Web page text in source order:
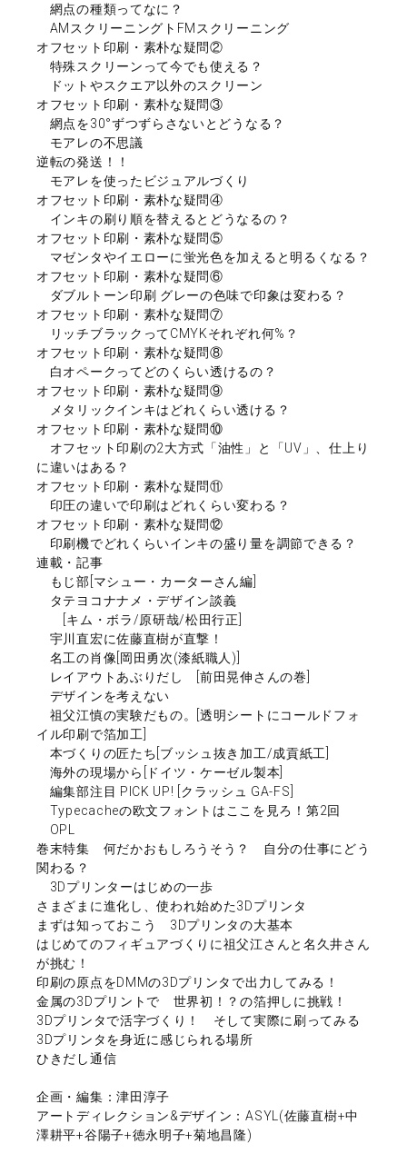
網点の種類ってなに？
AMスクリーニングトFMスクリーニング
オフセット印刷・素朴な疑問②
特殊スクリーンって今でも使える？
ドットやスクエア以外のスクリーン
オフセット印刷・素朴な疑問③
網点を30°ずつずらさないとどうなる？
モアレの不思議
逆転の発送！！
モアレを使ったビジュアルづくり
オフセット印刷・素朴な疑問④
インキの刷り順を替えるとどうなるの？
オフセット印刷・素朴な疑問⑤
マゼンタやイエローに蛍光色を加えると明るくなる？
オフセット印刷・素朴な疑問⑥
ダブルトーン印刷 グレーの色味で印象は変わる？
オフセット印刷・素朴な疑問⑦
リッチブラックってCMYKそれぞれ何%？
オフセット印刷・素朴な疑問⑧
白オペークってどのくらい透けるの？
オフセット印刷・素朴な疑問⑨
メタリックインキはどれくらい透ける？
オフセット印刷・素朴な疑問⑩
オフセット印刷の2大方式「油性」と「UV」、仕上り
に違いはある？
オフセット印刷・素朴な疑問⑪
印圧の違いで印刷はどれくらい変わる？
オフセット印刷・素朴な疑問⑫
印刷機でどれくらいインキの盛り量を調節できる？
連載・記事
もじ部[マシュー・カーターさん編]
タテヨコナナメ・デザイン談義
[キム・ボラ/原研哉/松田行正]
宇川直宏に佐藤直樹が直撃！
名工の肖像[岡田勇次(漆紙職人)]
レイアウトあぶりだし [前田晃伸さんの巻]
デザインを考えない
祖父江慎の実験だもの。[透明シートにコールドフォ
イル印刷で箔加工]
本づくりの匠たち[ブッシュ抜き加工/成貢紙工]
海外の現場から[ドイツ・ケーゼル製本]
編集部注目 PICK UP! [クラッシュ GA-FS]
Typecacheの欧文フォントはここを見ろ！第2回
OPL
巻末特集 何だかおもしろうそう？ 自分の仕事にどう
関わる？
3Dプリンターはじめの一歩
さまざまに進化し、使われ始めた3Dプリンタ
まずは知っておこう 3Dプリンタの大基本
はじめてのフィギュアづくりに祖父江さんと名久井さん
が挑む！
印刷の原点をDMMの3Dプリンタで出力してみる！
金属の3Dプリントで 世界初！？の箔押しに挑戦！
3Dプリンタで活字づくり！ そして実際に刷ってみる
3Dプリンタを身近に感じられる場所
ひきだし通信
企画・編集：津田淳子
アートディレクション&デザイン：ASYL(佐藤直樹+中
澤耕平+谷陽子+徳永明子+菊地昌隆)